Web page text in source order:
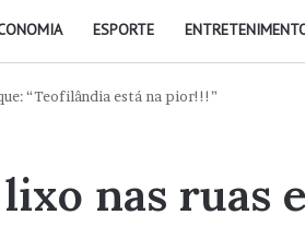
ESPORTE
“Teofilândia está na pior!!!”
nas ruas